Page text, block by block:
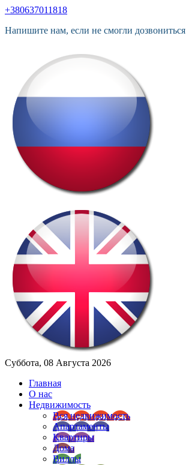
+380637011818
Напишите нам, если не смогли дозвониться
Суббота, 08 Августа 2026
Главная
О нас
Недвижимость
Вся недвижимость
Апартаменты
Квартиры
Дома
Виллы